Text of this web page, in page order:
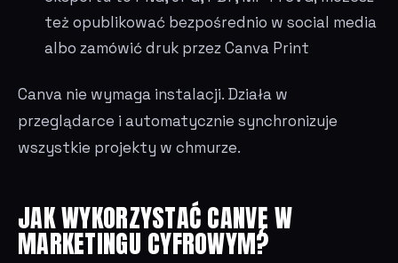
też opublikować bezpośrednio w social media
albo zamówić druk przez Canva Print
Canva nie wymaga instalacji. Działa w
przeglądarce i automatycznie synchronizuje
wszystkie projekty w chmurze.
JAK WYKORZYSTAĆ CANVĘ W
MARKETINGU CYFROWYM?